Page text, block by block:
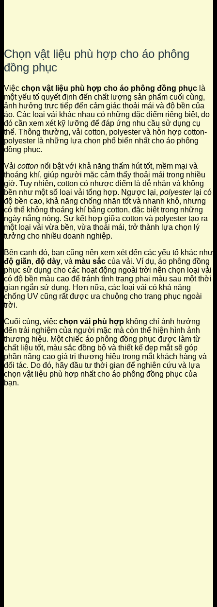
Chọn vật liệu phù hợp cho áo phông
đồng phục
Việc chọn vật liệu phù hợp cho áo phông đồng phục là
một yếu tố quyết định đến chất lượng sản phẩm cuối cùng,
ảnh hưởng trực tiếp đến cảm giác thoải mái và độ bền của
áo. Các loại vải khác nhau có những đặc điểm riêng biệt, do
đó cần xem xét kỹ lưỡng để đáp ứng nhu cầu sử dụng cụ
thể. Thông thường, vải cotton, polyester và hỗn hợp cotton-
polyester là những lựa chọn phổ biến nhất cho áo phông
đồng phục.
Vải cotton nổi bật với khả năng thấm hút tốt, mềm mại và
thoáng khí, giúp người mặc cảm thấy thoải mái trong nhiều
giờ. Tuy nhiên, cotton có nhược điểm là dễ nhăn và không
bền như một số loại vải tổng hợp. Ngược lại, polyesterlại có
độ bền cao, khả năng chống nhăn tốt và nhanh khô, nhưng
có thể không thoáng khí bằng cotton, đặc biệt trong những
ngày nắng nóng. Sự kết hợp giữa cotton và polyester tạo ra
một loại vải vừa bền, vừa thoải mái, trở thành lựa chọn lý
tưởng cho nhiều doanh nghiệp.
Bên cạnh đó, bạn cũng nên xem xét đến các yếu tố khác như
độ giãn, độ dày, và màu sắc của vải. Ví dụ, áo phông đồng
phục sử dụng cho các hoạt động ngoài trời nên chọn loại vải
có độ bền màu cao để tránh tình trạng phai màu sau một thời
gian ngắn sử dụng. Hơn nữa, các loại vải có khả năng
chống UV cũng rất được ưa chuộng cho trang phục ngoài
trời.
Cuối cùng, việc chọn vải phù hợp không chỉ ảnh hưởng
đến trải nghiệm của người mặc mà còn thể hiện hình ảnh
thương hiệu. Một chiếc áo phông đồng phục được làm từ
chất liệu tốt, màu sắc đồng bộ và thiết kế đẹp mắt sẽ góp
phần nâng cao giá trị thương hiệu trong mắt khách hàng và
đối tác. Do đó, hãy đầu tư thời gian để nghiên cứu và lựa
chọn vật liệu phù hợp nhất cho áo phông đồng phục của
bạn.